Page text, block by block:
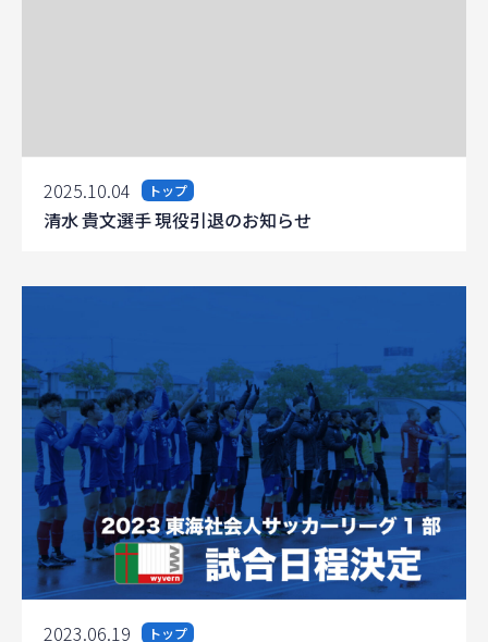
2025.10.04 トップ
清水 貴文選手 現役引退のお知らせ
2023.06.19 トップ